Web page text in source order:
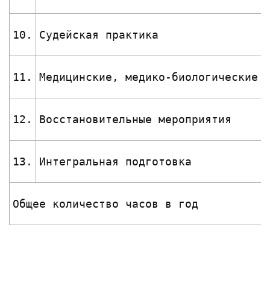
10. Судейская практика
11. Медицинские, медико-биологические
12. Восстановительные мероприятия
13. Интегральная подготовка
Общее количество часов в год